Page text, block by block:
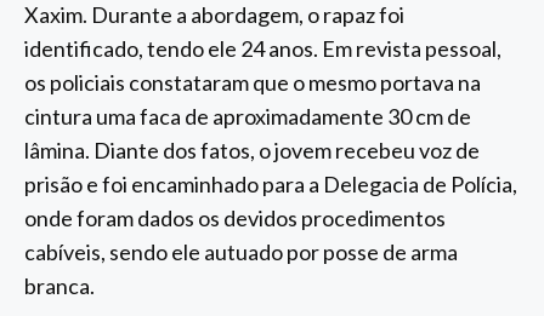
Xaxim. Durante a abordagem, o rapaz foi
identificado, tendo ele 24 anos. Em revista pessoal,
os policiais constataram que o mesmo portava na
cintura uma faca de aproximadamente 30 cm de
lâmina. Diante dos fatos, o jovem recebeu voz de
prisão e foi encaminhado para a Delegacia de Polícia,
onde foram dados os devidos procedimentos
cabíveis, sendo ele autuado por posse de arma
branca.